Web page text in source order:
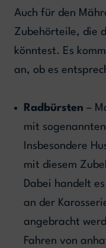
Auch für den
Zubehörteile, die
könntest. Es
an, ob es
Radbürsten –
mit
Insbesondere
mit diesem
Dabei handelt
an der
angebracht
Fahren von